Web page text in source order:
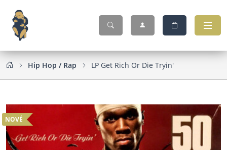
Hip Hop / Rap LP Get Rich Or Die Tryin'
NOVÉ